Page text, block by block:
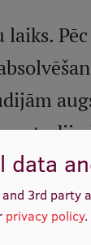
LTV1
augstākajā
data
3rd party
privacy policy.